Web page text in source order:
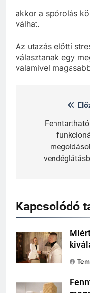
akkor a spórolás
válhat.
Az utazás előtti
választanak egy
valamivel
Bejegyzés
navigáció
Kapcsolódó